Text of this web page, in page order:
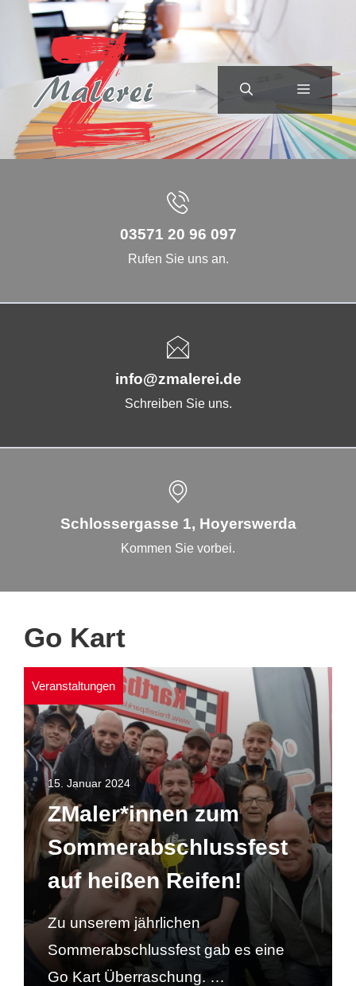
Zum
Inhalt
springen
MENÜ
03571 20 96 097
Rufen Sie uns an.
info@zmalerei.de
Schreiben Sie uns.
Schlossergasse 1, Hoyerswerda
Kommen Sie vorbei.
Go Kart
Veranstaltungen
15. Januar 2024
ZMaler*innen zum
Sommerabschlussfest
auf heißen Reifen!
Zu unserem jährlichen
Sommerabschlussfest gab es eine
Go Kart Überraschung. …